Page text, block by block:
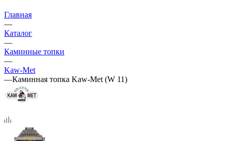
Главная
—
Каталог
—
Каминные топки
—
Kaw-Met
—Каминная топка Kaw-Met (W 11)